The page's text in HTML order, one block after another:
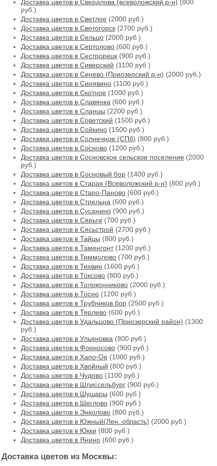
Доставка цветов в Свердлова (всеволожский р-н) (800
руб.)
Доставка цветов в Светлое (2000 руб.)
Доставка цветов в Светогорск (2700 руб.)
Доставка цветов в Сельцо (2000 руб.)
Доставка цветов в Сертолово (600 руб.)
Доставка цветов в Сестрорецк (900 руб.)
Доставка цветов в Сиверский (1100 руб.)
Доставка цветов в Синево (Приозерский р-н) (2000 руб.)
Доставка цветов в Синявино (1100 руб.)
Доставка цветов в Скотное (1000 руб.)
Доставка цветов в Славянка (600 руб.)
Доставка цветов в Сланцы (2200 руб.)
Доставка цветов в Советский (1500 руб.)
Доставка цветов в Сойкино (1500 руб.)
Доставка цветов в Солнечное (СПб) (800 руб.)
Доставка цветов в Сосново (1200 руб.)
Доставка цветов в Сосновское сельское поселение (2000
руб.)
Доставка цветов в Сосновый бор (1400 руб.)
Доставка цветов в Старая (Всеволожский р-н) (800 руб.)
Доставка цветов в Старо-Паново (600 руб.)
Доставка цветов в Стрельна (600 руб.)
Доставка цветов в Сусанино (900 руб.)
Доставка цветов в Сярьги (700 руб.)
Доставка цветов в Сясьстрой (2700 руб.)
Доставка цветов в Тайцы (800 руб.)
Доставка цветов в Таменгонт(1200 руб.)
Доставка цветов в Тиммолово (700 руб.)
Доставка цветов в Тихвин (1600 руб.)
Доставка цветов в Токсово (800 руб.)
Доставка цветов в Толоконниково (2000 руб.)
Доставка цветов в Тосно (1200 руб.)
Доставка цветов в Трубников бор (2500 руб.)
Доставка цветов в Тярлево (600 руб.)
Доставка цветов в Удальцово (Приозерский район) (1300
руб.)
Доставка цветов в Ульяновка (800 руб.)
Доставка цветов в Форносово (900 руб.)
Доставка цветов в Хапо-Ое (1000 руб.)
Доставка цветов в Хвойный (800 руб.)
Доставка цветов в Чудово (1100 руб.)
Доставка цветов в Шлиссельбург (900 руб.)
Доставка цветов в Шушары (600 руб.)
Доставка цветов в Щеглово (900 руб.)
Доставка цветов в Энколово (800 руб.)
Доставка цветов в Южный(Лен. область) (2000 руб.)
Доставка цветов в Юкки (800 руб.)
Доставка цветов в Янино (600 руб.)
Доставка цветов из Москвы: